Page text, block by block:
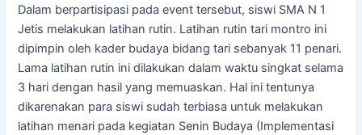
Dalam berpartisipasi pada event tersebut, siswi SMA N 1
Jetis melakukan latihan rutin. Latihan rutin tari montro ini
dipimpin oleh kader budaya bidang tari sebanyak 11 penari.
Lama latihan rutin ini dilakukan dalam waktu singkat selama
3 hari dengan hasil yang memuaskan. Hal ini tentunya
dikarenakan para siswi sudah terbiasa untuk melakukan
latihan menari pada kegiatan Senin Budaya (Implementasi